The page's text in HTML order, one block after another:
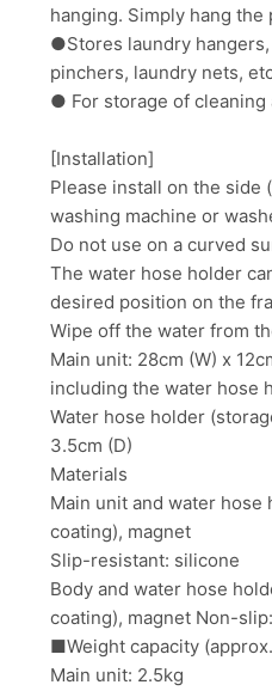
hanging. Simply hang
●Stores laundry
pinchers, laundry nets,
● For storage of cleaning
[Installation]
Please install on the side
washing machine or
Do not use on a curved
The water hose holder
desired position on the
Wipe off the water from
Main unit: 28cm (W) x
including the water hose
Water hose holder
3.5cm (D)
Materials
Main unit and water
coating), magnet
Slip-resistant: silicone
Body and water hose
coating), magnet Non-
■Weight capacity
Main unit: 2.5kg